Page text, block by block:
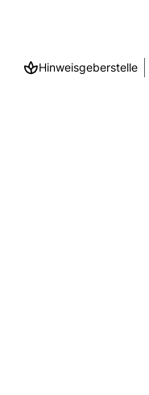
Hinweisgeberstelle